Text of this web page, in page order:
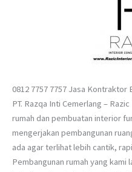
0812 7757 7757 Jasa Kontraktor
PT. Razqa Inti Cemerlang –
rumah dan pembuatan interior
mengerjakan pembangunan
ada agar terlihat lebih cantik,
Pembangunan rumah yang kami